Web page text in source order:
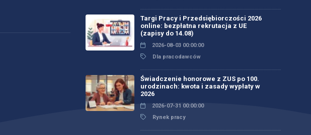
Targi Pracy i Przedsiębiorczości 2026
online: bezpłatna rekrutacja z UE
(zapisy do 14.08)
2026-08-03 00:00:00
Dla pracodawców
Świadczenie honorowe z ZUS po 100.
urodzinach: kwota i zasady wypłaty w
2026
2026-07-31 00:00:00
Rynek pracy